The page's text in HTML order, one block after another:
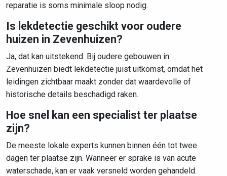
reparatie is soms minimale sloop nodig.
Is lekdetectie geschikt voor oudere
huizen in Zevenhuizen?
Ja, dat kan uitstekend. Bij oudere gebouwen in
Zevenhuizen biedt lekdetectie juist uitkomst, omdat het
leidingen zichtbaar maakt zonder dat waardevolle of
historische details beschadigd raken.
Hoe snel kan een specialist ter plaatse
zijn?
De meeste lokale experts kunnen binnen één tot twee
dagen ter plaatse zijn. Wanneer er sprake is van acute
waterschade, kan er vaak versneld worden gehandeld.